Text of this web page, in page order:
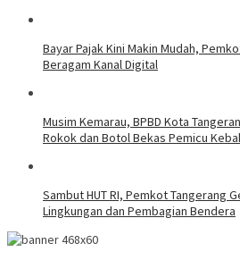
Bayar Pajak Kini Makin Mudah,
Beragam Kanal Digital
Musim Kemarau, BPBD Kota
Rokok dan Botol Bekas Pemicu
Sambut HUT RI, Pemkot Tangerang
Lingkungan dan Pembagian Bendera